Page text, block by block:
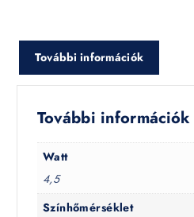
További információk
További információk
Watt
4,5
Színhőmérséklet